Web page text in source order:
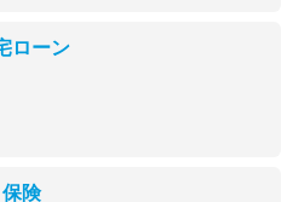
ローン
保険